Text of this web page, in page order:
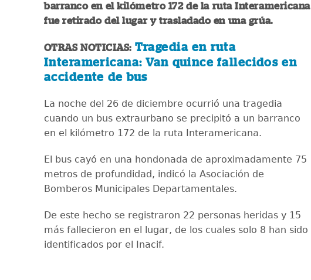
barranco en el kilómetro 172 de la ruta Interamericana
fue retirado del lugar y trasladado en una grúa.
OTRAS NOTICIAS:Tragedia en ruta
Interamericana: Van quince fallecidos en
accidente de bus
La noche del 26 de diciembre ocurrió una tragedia
cuando un bus extraurbano se precipitó a un barranco
en el kilómetro 172 de la ruta Interamericana.
El bus cayó en una hondonada de aproximadamente 75
metros de profundidad, indicó la Asociación de
Bomberos Municipales Departamentales.
De este hecho se registraron 22 personas heridas y 15
más fallecieron en el lugar, de los cuales solo 8 han sido
identificados por el Inacif.